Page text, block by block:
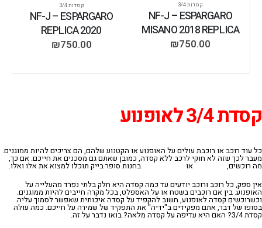
קסדות 3/4
NF-J – ESPARGARO
MISANO 2018 REPLICA
₪750.00
קסדות 3/4
NF-J – ESPARGARO
REPLICA 2020
₪750.00
קסדת 3/4 לאופנוע
כל עוד רוכב או רוכבת עולים על האופנוע או הקטנוע שלהם, הם צריכים להיות ממוגנים.
מעבר לכך שזה לא חוקי לרכב ללא קסדה, כמובן שאתם גם מסכנים את חייכם. אם כך,
מה רוכשים, או קסדה מלאה?
בחנות סופר בייק תוכלו למצוא את אלו ואלו.
אין ספק, כל רוכב ורוכב יודעים עד כמה קסדה היא חלק בלתי נפרד מהעלייה על
האופנוע. בין אם רוכבים בשטח או על האספלט, בכל מקרה חייבים להיות ממוגנים.
וכשרוכשים קסדה לאופנוע, חשוב להקפיד על קסדה איכותית שאפשר לסמוך עליה.
בסופו של דבר, אתם מפקידים ב"ידיה" את התפקיד של שמירה על חייכם. כמה עולה
קסדת 3/4? האם היא עדיפה על קסדה מלאה? בואו נדבר על זה.